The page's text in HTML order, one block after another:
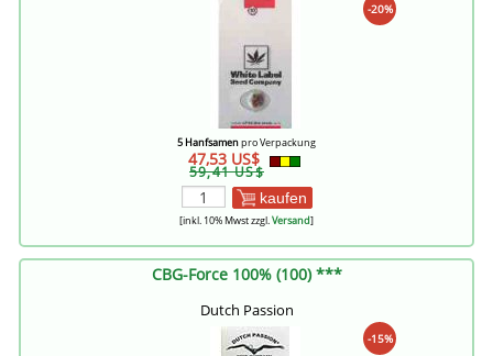
-20%
5 Hanfsamenpro Verpackung
47,53 US$
59,41 US$
kaufen
[inkl. 10% Mwst zzgl.Versand]
CBG-Force 100% (100) ***
Dutch Passion
-15%